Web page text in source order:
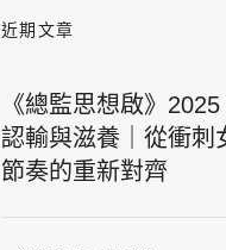
近期文章
《總監思想啟》
認輸與滋養｜從衝刺
節奏的重新對齊